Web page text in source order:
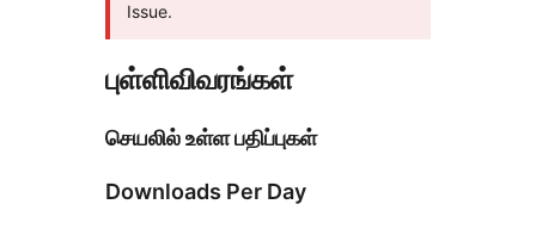
Issue.
புள்ளிவிவரங்கள்
செயலில் உள்ள பதிப்புகள்
Downloads Per Day